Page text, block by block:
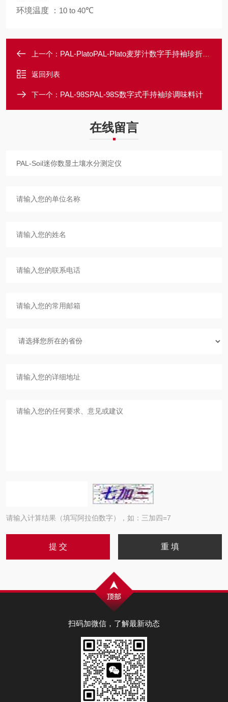
环境温度 ： 10 to 40℃
上一个： PAL-PlatoPAL-Plato麦芽汁数字手持袖珍折射仪
返回列表
下一个： PAL-98SPAL-98S数字式手持袖珍调味料计
在线留言
请输入计算结果（填写阿拉伯数字），如：三加四=7
扫码加微信，了解最新动态